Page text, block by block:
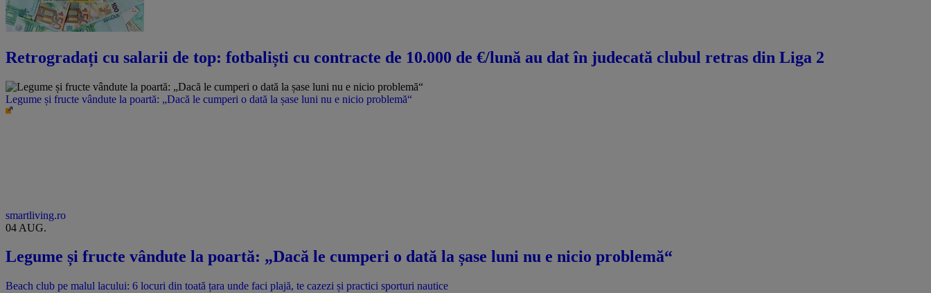
Retrogradați cu salarii de top: fotbaliști cu contracte de 10.000 de €/lună au dat în judecată clubul retras din Liga 2
Legume și fructe vândute la poartă: „Dacă le cumperi o dată la șase luni nu e nicio problemă“
smartliving.ro
04 AUG.
Legume și fructe vândute la poartă: „Dacă le cumperi o dată la șase luni nu e nicio problemă“
Beach club pe malul lacului: 6 locuri din toată țara unde faci plajă, te cazezi și practici sporturi nautice